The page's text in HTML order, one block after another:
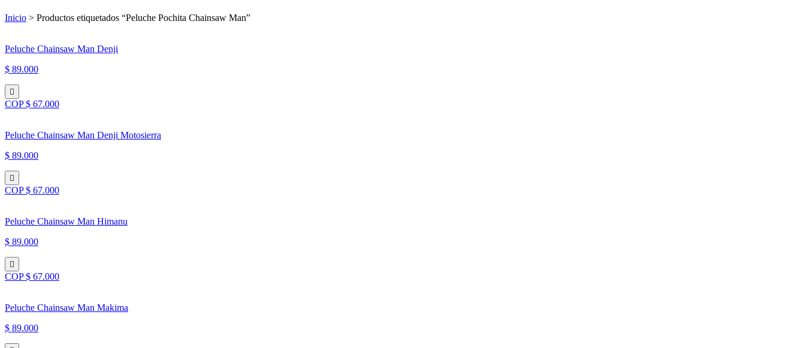
Inicio > Productos etiquetados “Peluche Pochita Chainsaw Man”
Peluche Chainsaw Man Denji
$ 89.000
COP $ 67.000
Peluche Chainsaw Man Denji Motosierra
$ 89.000
COP $ 67.000
Peluche Chainsaw Man Himanu
$ 89.000
COP $ 67.000
Peluche Chainsaw Man Makima
$ 89.000